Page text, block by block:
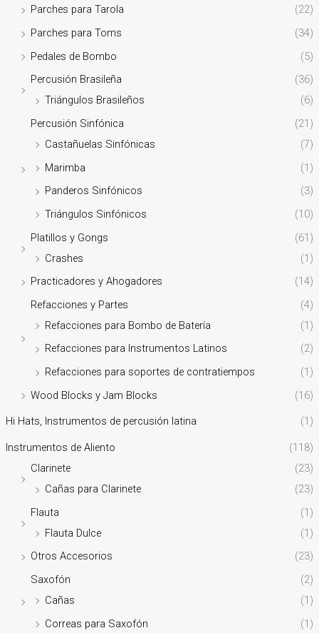
Parches para Tarola
(22)
Parches para Toms
(34)
Pedales de Bombo
(5)
Percusión Brasileña
(36)
Triángulos Brasileños
(6)
Percusión Sinfónica
(21)
Castañuelas Sinfónicas
(7)
Marimba
(1)
Panderos Sinfónicos
(3)
Triángulos Sinfónicos
(10)
Platillos y Gongs
(61)
Crashes
(1)
Practicadores y Ahogadores
(14)
Refacciones y Partes
(4)
Refacciones para Bombo de Batería
(1)
Refacciones para Instrumentos Latinos
(2)
Refacciones para soportes de contratiempos
(1)
Wood Blocks y Jam Blocks
(16)
Hi Hats, Instrumentos de percusión latina (1)
Instrumentos de Aliento
(118)
Clarinete
(23)
Cañas para Clarinete
(23)
Flauta
(1)
Flauta Dulce
(1)
Otros Accesorios
(23)
Saxofón
(2)
Cañas
(1)
Correas para Saxofón
(1)